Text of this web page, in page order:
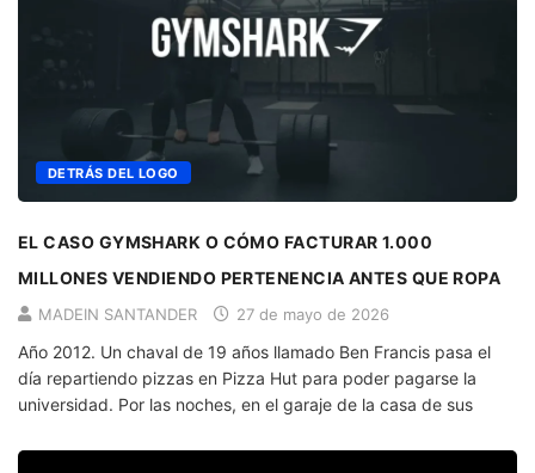
DETRÁS DEL LOGO
EL CASO GYMSHARK O CÓMO FACTURAR 1.000
MILLONES VENDIENDO PERTENENCIA ANTES QUE ROPA
MADEIN SANTANDER 27 de mayo de 2026
Año 2012. Un chaval de 19 años llamado Ben Francis pasa el
día repartiendo pizzas en Pizza Hut para poder pagarse la
universidad. Por las noches, en el garaje de la casa de sus